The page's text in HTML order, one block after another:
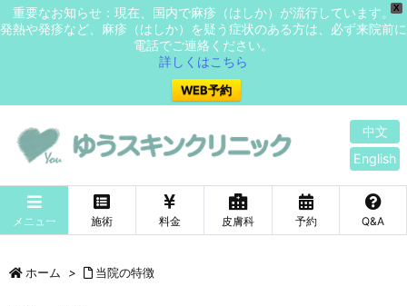
X
重要なお知らせ：現在、国内で麻疹（はしか）が流行しています。
発熱や発疹など、麻疹（はしか）を疑う症状のある方は、必ず来院前に
電話でご連絡ください。
詳しくはこちら
WEB予約
中文
English
メニュー 施術 料金 皮膚科 予約 Q&A
ホーム > 当院の特徴